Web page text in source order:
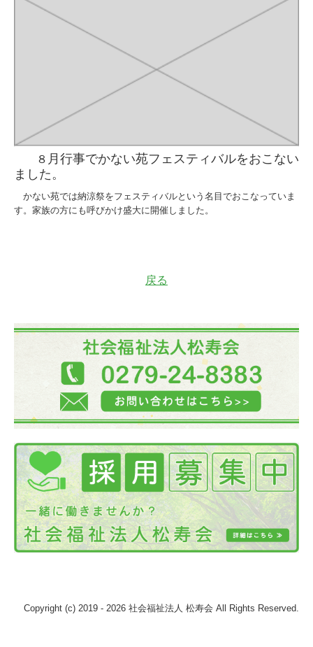
８ 月行事でかない苑フェスティバルをおこない
ました。
かない苑では納涼祭をフェスティバルという名目でおこなっていま
す。家族の方にも呼びかけ盛大に開催しました。
戻る
Copyright (c) 2019 - 2026 社会福祉法人 松寿会 All Rights Reserved.